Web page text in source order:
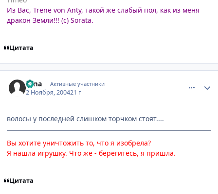
Из Вас, Trene von Anty, такой же слабый пол, как из меня
дракон Земли!!! (с) Sorata.
Цитата
Irma Активные участники
2 Ноября, 200421 г
волосы у последней слишком торчком стоят....
Вы хотите уничтожить то, что я изобрела?
Я нашла игрушку. Что же - берегитесь, я пришла.
Цитата